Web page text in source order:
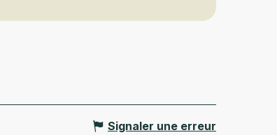
Signaler une erreur